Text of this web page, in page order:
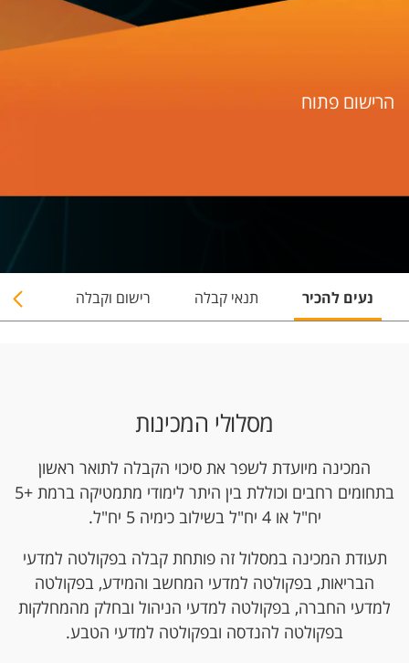
הרישום פתוח
נעים להכיר תנאי קבלה רישום וקבלה
מסלולי המכינות
המכינה מיועדת לשפר את סיכוי הקבלה לתואר ראשון
בתחומים רחבים וכוללת בין היתר לימודי מתמטיקה ברמת +5
יח"ל או 4 יח"ל בשילוב כימיה 5 יח"ל.
תעודת המכינה במסלול זה פותחת קבלה בפקולטה למדעי
הבריאות, בפקולטה למדעי המחשב והמידע, בפקולטה
למדעי החברה, בפקולטה למדעי הניהול ובחלק מהמחלקות
בפקולטה להנדסה ובפקולטה למדעי הטבע.